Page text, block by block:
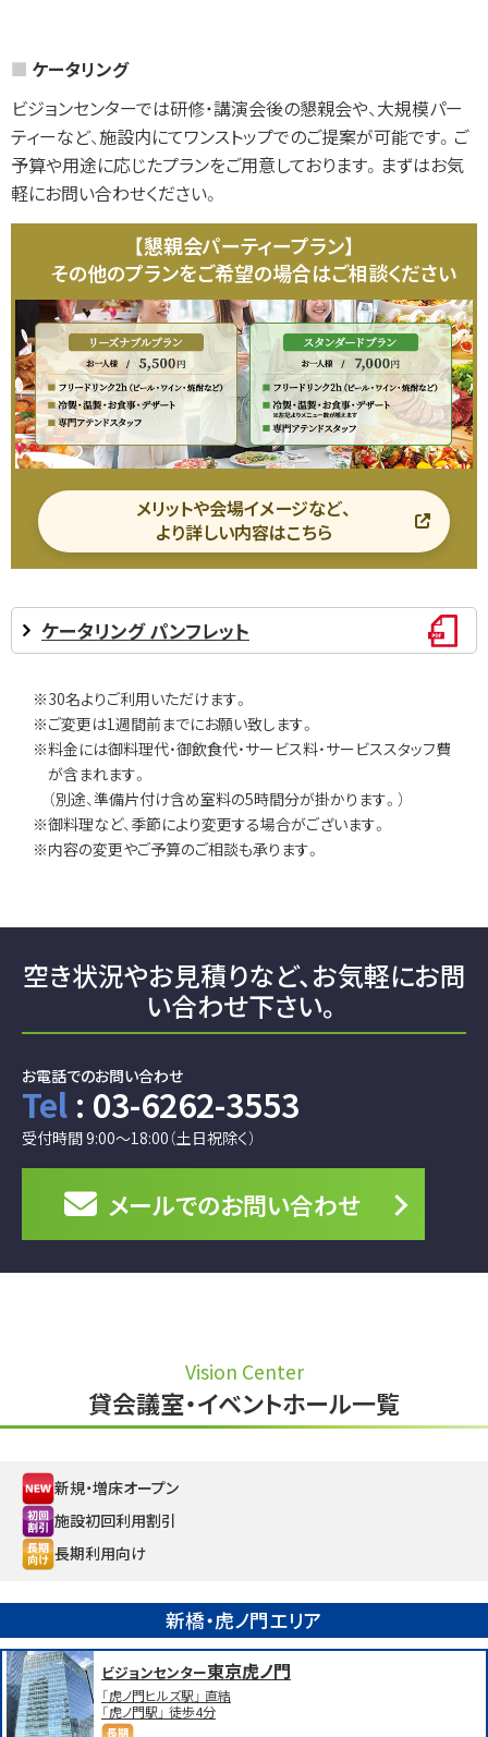
ケータリング
ビジョンセンターでは研修・講演会後の懇親会や、大規模パー
ティーなど、施設内にてワンストップでのご提案が可能です。ご
予算や用途に応じたプランをご用意しております。まずはお気
軽にお問い合わせください。
【懇親会パーティープラン】
その他のプランをご希望の場合はご相談ください
メリットや会場イメージなど、
より詳しい内容はこちら
ケータリング パンフレット
※30名よりご利用いただけます。
※ご変更は1週間前までにお願い致します。
※料金には御料理代・御飲食代・サービス料・サービススタッフ費
が含まれます。
（別途、準備片付け含め室料の5時間分が掛かります。）
※御料理など、季節により変更する場合がございます。
※内容の変更やご予算のご相談も承ります。
空き状況やお見積りなど、お気軽にお問
い合わせ下さい。
お電話でのお問い合わせ
Tel : 03-6262-3553
受付時間 9:00～18:00（土日祝除く）
メールでのお問い合わせ
Vision Center
貸会議室・イベントホール一覧
新規・増床オープン
施設初回利用割引
長期利用向け
新橋・虎ノ門エリア
ビジョンセンター東京虎ノ門
「虎ノ門ヒルズ駅」 直結
「虎ノ門駅」 徒歩4分